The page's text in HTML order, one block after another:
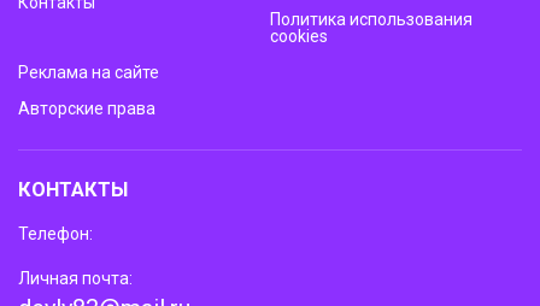
Политика использования
cookies
Реклама на сайте
Авторские права
КОНТАКТЫ
Телефон:
Личная почта: